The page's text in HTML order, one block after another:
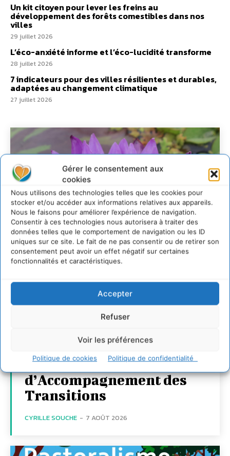
Gérer le consentement aux
cookies
Nous utilisons des technologies telles que les cookies pour
stocker et/ou accéder aux informations relatives aux appareils.
Nous le faisons pour améliorer l’expérience de navigation.
Consentir à ces technologies nous autorisera à traiter des
données telles que le comportement de navigation ou les ID
uniques sur ce site. Le fait de ne pas consentir ou de retirer son
consentement peut avoir un effet négatif sur certaines
fonctionnalités et caractéristiques.
Accepter
Refuser
Voir les préférences
Politique de cookies Politique de confidentialité
Un kit citoyen pour lever les freins au
développement des forêts comestibles dans nos
villes
29 juillet 2026
L’éco-anxiété informe et l’éco-lucidité transforme
28 juillet 2026
7 indicateurs pour des villes résilientes et durables,
adaptées au changement climatique
27 juillet 2026
Transformer les
territoires par le
dialogue et la
coopération avec un
Commun
d’Accompagnement des
Transitions
CYRILLE SOUCHE - 7 AOÛT 2026